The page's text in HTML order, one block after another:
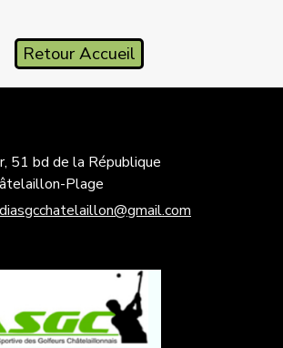
Retour Accueil
51 bd de la République
Plage